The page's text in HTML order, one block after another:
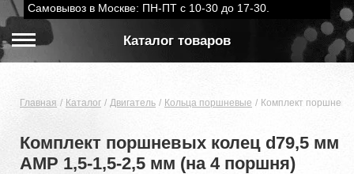
Самовывоз в Москве: ПН-ПТ с 10-30 до 17-30.
Каталог товаров
Главная Каталог Двигатель Кольца поршневые Комплект
Комплект поршневых колец d79,5 мм
AMP 1,5-1,5-2,5 мм (на 4 поршня)